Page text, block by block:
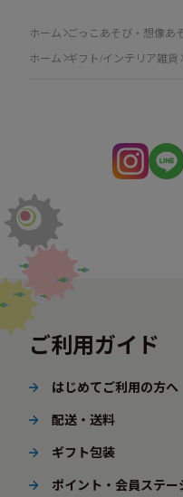
ホーム ごっこあそび・想像あ
ホーム ギフト/インテリア雑貨
ご利用ガイド
はじめてご利用の方へ
配送・送料
ギフト包装
ポイント・会員ステー